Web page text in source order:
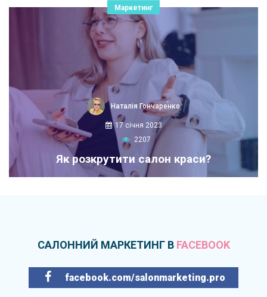
Маркетинг
Наталія Гончаренко
17 січня 2023
2207
Як розкрутити салон краси?
САЛОННИЙ МАРКЕТИНГ В FACEBOOK
facebook.com/salonmarketing.pro